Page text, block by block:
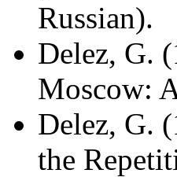
Russian).
Delez, G.
Moscow:
Delez, G.
the